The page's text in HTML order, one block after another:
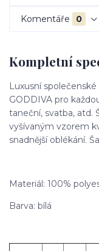
Komentáře 0
Kompletní
Luxusní
GODDIVA pro
taneční, svatba, atd.
vyšívaným vzorem
snadnější oblékání.
Materiál: 100%
Barva: bílá